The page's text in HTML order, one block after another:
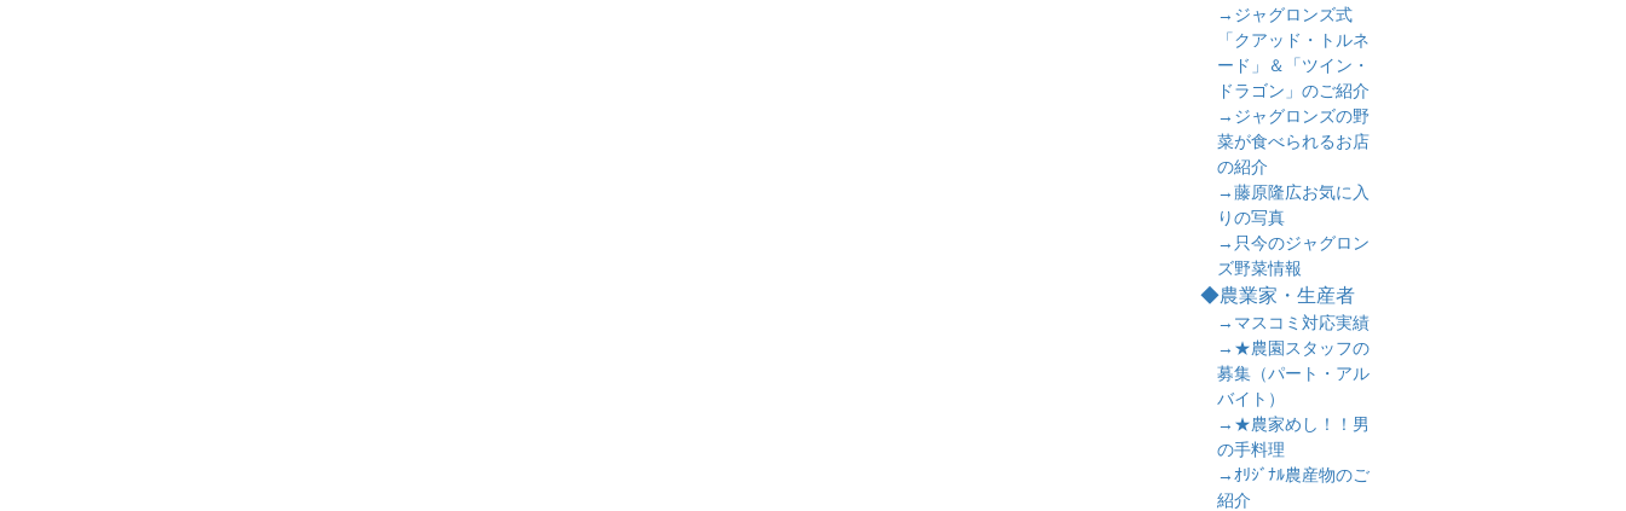
→ジャグロンズ式
「クアッド・トルネ
ード」＆「ツイン・
ドラゴン」のご紹介
→ジャグロンズの野
菜が食べられるお店
の紹介
→藤原隆広お気に入
りの写真
→只今のジャグロン
ズ野菜情報
◆農業家・生産者
→マスコミ対応実績
→★農園スタッフの
募集（パート・アル
バイト）
→★農家めし！！男
の手料理
→ｵﾘｼﾞﾅﾙ農産物のご
紹介